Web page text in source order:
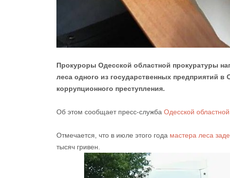
Прокуроры Одесской областной прокуратуры
леса одного из государственных предприятий
коррупционного преступления.
Об этом сообщает пресс-служба Одесской
Отмечается, что в июле этого года мастера леса
тысяч гривен.